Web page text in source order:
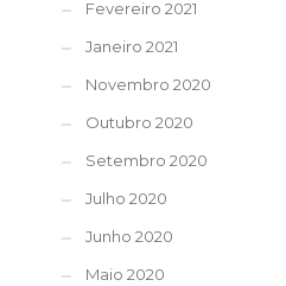
Fevereiro 2021
Janeiro 2021
Novembro 2020
Outubro 2020
Setembro 2020
Julho 2020
Junho 2020
Maio 2020